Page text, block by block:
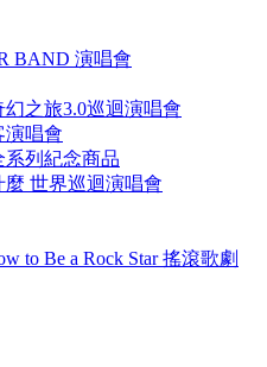
BAND 演唱會
幻之旅3.0巡迴演唱會
演唱會
系列紀念商品
麼 世界巡迴演唱會
to Be a Rock Star 搖滾歌劇